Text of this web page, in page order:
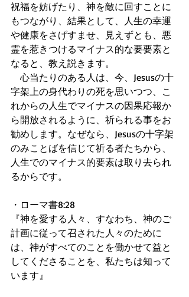
祝福を妨げたり、神を敵に回すことに
もつながり、結果として、人生の幸運
や健康をさげすませ、見えずとも、悪
霊を惹きつけるマイナス的な要要素と
なると、教え説きます。
心当たりのある人は、今、Jesusの十
字架上の身代わりの死を思いつつ、こ
れからの人生でマイナスの因果応報か
ら開放されるように、祈られる事をお
勧めします。なぜなら、Jesusの十字架
のみことばを信じて祈る者たちから、
人生でのマイナス的要素は取り去られ
るからです。
・ローマ書8:28
『神を愛する人々、すなわち、神のご
計画に従って召された人々のために
は、神がすべてのことを働かせて益と
してくださることを、私たちは知って
います』